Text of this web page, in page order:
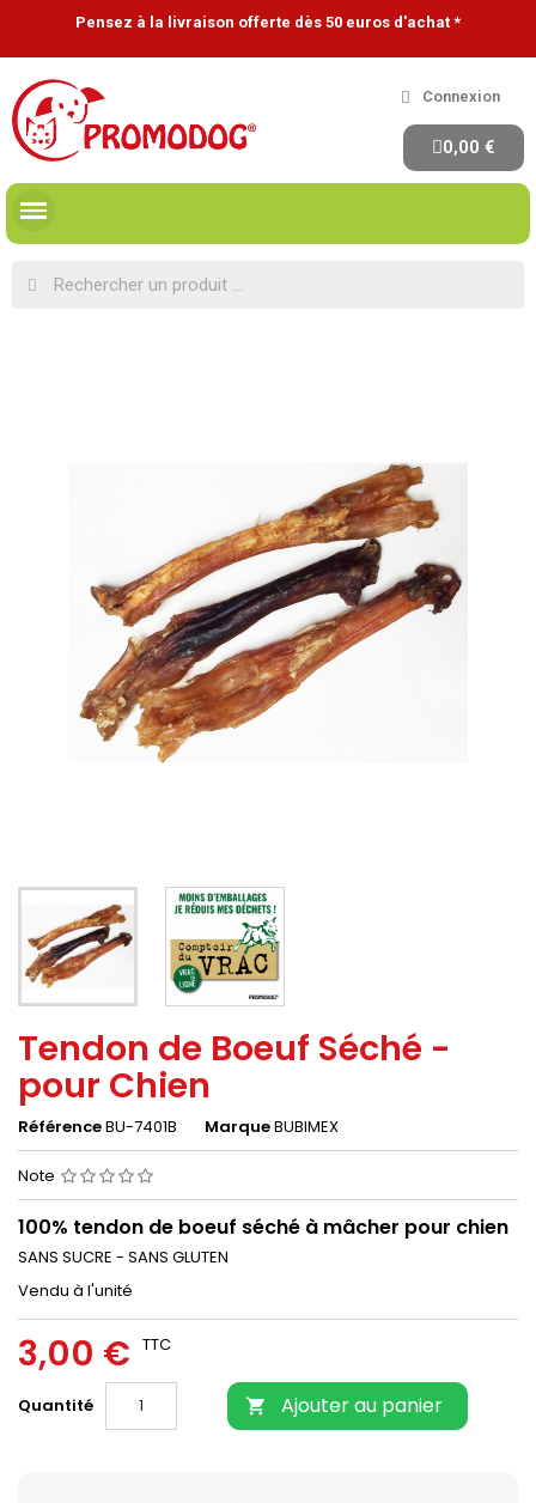
Pensez à la livraison offerte dès 50 euros d'achat *
Connexion
0,00 €
Tendon de Boeuf Séché -
pour Chien
RéférenceBU-7401B MarqueBUBIMEX
Note
100% tendon de boeuf séché à mâcher pour chien
SANS SUCRE - SANS GLUTEN
Vendu à l'unité
3,00 € TTC
Quantité  Ajouter au panier